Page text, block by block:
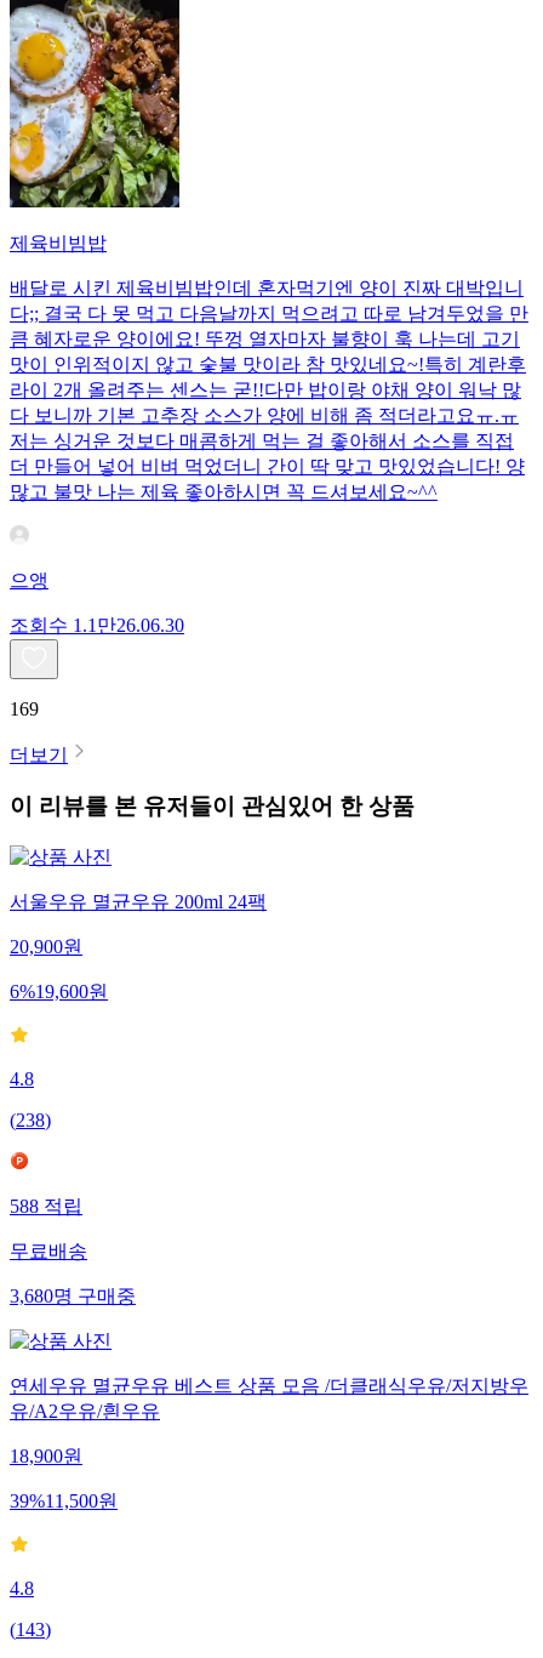
제육비빔밥
배달로 시킨 제육비빔밥인데 혼자먹기엔 양이 진짜 대박입니
다;; 결국 다 못 먹고 다음날까지 먹으려고 따로 남겨두었을 만
큼 혜자로운 양이에요! 뚜껑 열자마자 불향이 훅 나는데 고기
맛이 인위적이지 않고 숯불 맛이라 참 맛있네요~!특히 계란후
라이 2개 올려주는 센스는 굳!! ​다만 밥이랑 야채 양이 워낙 많
다 보니까 기본 고추장 소스가 양에 비해 좀 적더라고요ㅠ.ㅠ
저는 싱거운 것보다 매콤하게 먹는 걸 좋아해서 소스를 직접
더 만들어 넣어 비벼 먹었더니 간이 딱 맞고 맛있었습니다! 양
많고 불맛 나는 제육 좋아하시면 꼭 드셔보세요~^^
으앵
조회수 1.1만26.06.30
169
더보기
이 리뷰를 본 유저들이 관심있어 한 상품
서울우유 멸균우유 200ml 24팩
20,900원
6%19,600원
4.8
(238)
588 적립
무료배송
3,680명 구매중
연세우유 멸균우유 베스트 상품 모음 /더클래식우유/저지방우
유/A2우유/흰우유
18,900원
39%11,500원
4.8
(143)